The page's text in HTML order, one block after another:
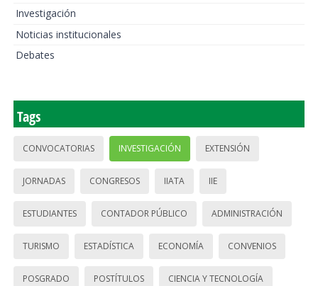
Investigación
Noticias institucionales
Debates
Tags
CONVOCATORIAS INVESTIGACIÓN EXTENSIÓN
JORNADAS CONGRESOS IIATA IIE
ESTUDIANTES CONTADOR PÚBLICO ADMINISTRACIÓN
TURISMO ESTADÍSTICA ECONOMÍA CONVENIOS
POSGRADO POSTÍTULOS CIENCIA Y TECNOLOGÍA